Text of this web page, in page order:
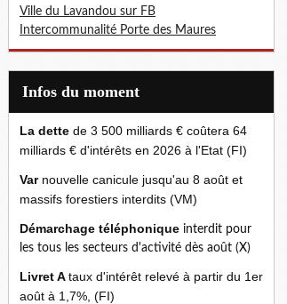
Ville du Lavandou sur FB
Intercommunalité Porte des Maures
Infos du moment
La dette de 3 500 milliards € coûtera 64
milliards € d'intérêts en 2026 à l'Etat (FI)
Var nouvelle canicule jusqu'au 8 août et
massifs forestiers interdits (VM)
Démarchage téléphonique interdit pour
les tous les secteurs d'activité dès août (X)
Livret Ataux d'intérêt relevé à partir du 1er
août à 1,7%, (FI)